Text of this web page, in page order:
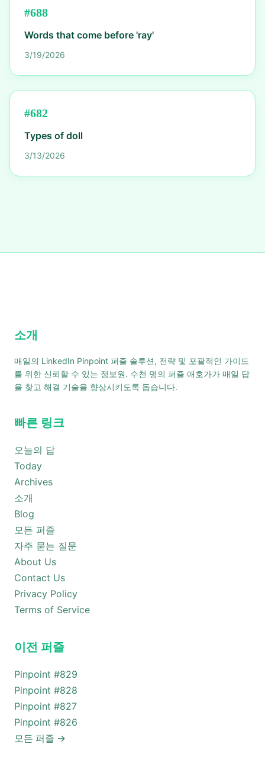
#688
Words that come before 'ray'
3/19/2026
#682
Types of doll
3/13/2026
소개
매일의 LinkedIn Pinpoint 퍼즐 솔루션, 전략 및 포괄적인 가이드
를 위한 신뢰할 수 있는 정보원. 수천 명의 퍼즐 애호가가 매일 답
을 찾고 해결 기술을 향상시키도록 돕습니다.
빠른 링크
오늘의 답
Today
Archives
소개
Blog
모든 퍼즐
자주 묻는 질문
About Us
Contact Us
Privacy Policy
Terms of Service
이전 퍼즐
Pinpoint #829
Pinpoint #828
Pinpoint #827
Pinpoint #826
모든 퍼즐 →